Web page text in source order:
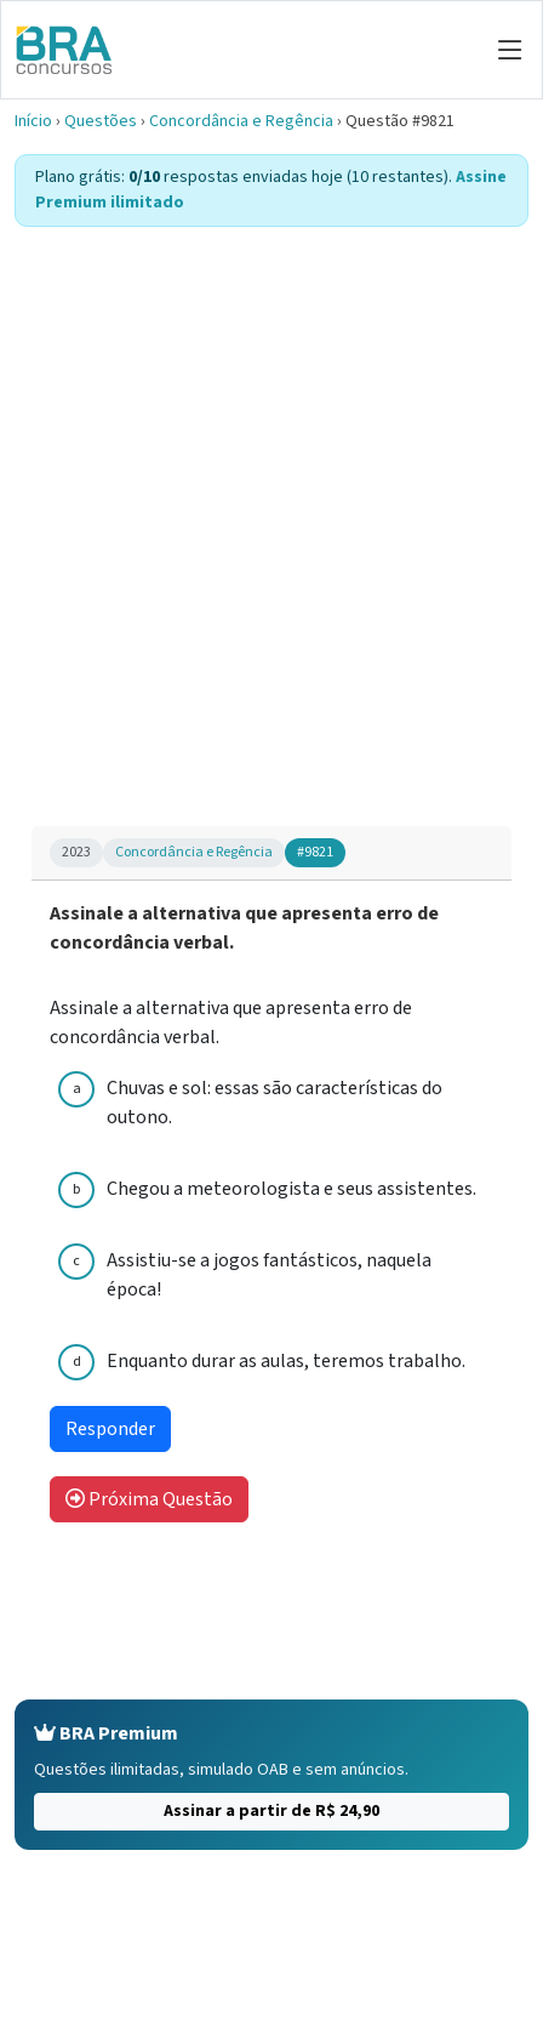
Início › Questões › Concordância e Regência › Questão #9821
Plano grátis: 0/10respostas enviadas hoje (10 restantes). Assine
Premium ilimitado
2023 Concordância e Regência #9821
Assinale a alternativa que apresenta erro de
concordância verbal.
Assinale a alternativa que apresenta erro de
concordância verbal.
a
Chuvas e sol: essas são características do
outono.
b Chegou a meteorologista e seus assistentes.
c
Assistiu-se a jogos fantásticos, naquela
época!
d Enquanto durar as aulas, teremos trabalho.
Próxima Questão
BRA Premium
Questões ilimitadas, simulado OAB e sem anúncios.
Assinar a partir de R$ 24,90